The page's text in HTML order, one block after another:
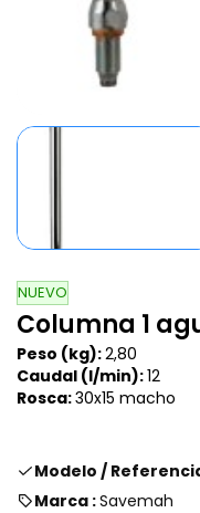
NUEVO
Columna 1
Peso (kg):2,80
Caudal (l/min):12
Rosca:30x15 macho
Modelo /
Marca :Savemah